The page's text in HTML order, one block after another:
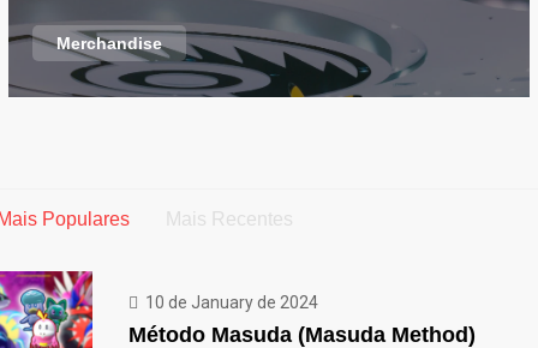
Merchandise
Populares Mais Recentes
10 de January de 2024
Método Masuda (Masuda Method)